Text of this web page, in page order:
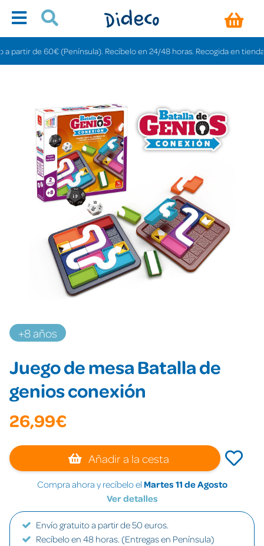
de 60€ (Península). Recíbelo en 24/48 horas. Recogida en tiendas
+8 años
Juego de mesa Batalla de
genios conexión
26,99€
Añadir a la cesta
Compra ahora y recíbelo el Martes 11 de Agosto
Ver detalles
Envío gratuito a partir de 50 euros.
Recíbelo en 48 horas. (Entregas en Península)